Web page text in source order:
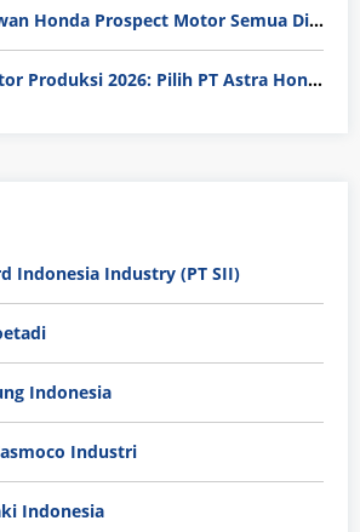
Gaji Karyawan Honda Prospect Motor Semua Divisi
Gaji Operator Produksi 2026: Pilih PT Astra Honda Motor (AHM) atau Manufaktur di Jepang?
Indonesia Industry (PT SII)
Indonesia
Industri
Indonesia